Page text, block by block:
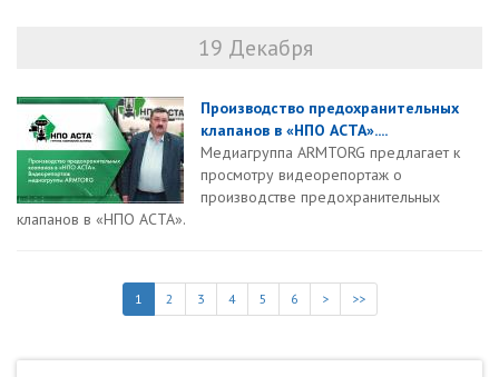
19 Декабря
Производство предохранительных
клапанов в «НПО АСТА»....
Медиагруппа ARMTORG предлагает к
просмотру видеорепортаж о
производстве предохранительных
клапанов в «НПО АСТА».
1 2 3 4 5 6 > >>